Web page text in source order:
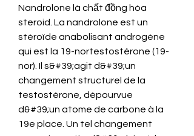
Nandrolone là chất đồng hóa
steroid. La nandrolone est un
stéroïde anabolisant androgène
qui est la 19-nortestostérone (19-
nor). Il s&#39;agit d&#39;un
changement structurel de la
testostérone, dépourvue
d&#39;un atome de carbone à la
19e place. Un tel changement